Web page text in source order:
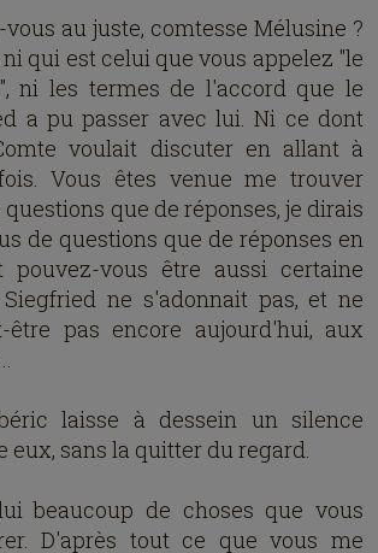
au juste, comtesse Mélusine ?
qui est celui que vous appelez "le
ni les termes de l'accord que le
a pu passer avec lui. Ni ce dont
voulait discuter en allant à
Vous êtes venue me trouver
que de réponses, je dirais
de questions que de réponses en
pouvez-vous être aussi certaine
ne s'adonnait pas, et ne
être pas encore aujourd'hui, aux
laisse à dessein un silence
eux, sans la quitter du regard.
beaucoup de choses que vous
D'après tout ce que vous me